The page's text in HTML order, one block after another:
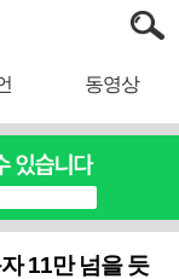
동영상
11만 넘을 듯